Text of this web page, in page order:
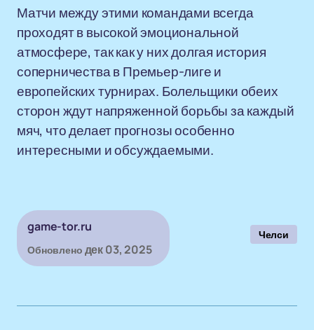
Матчи между этими командами всегда
проходят в высокой эмоциональной
атмосфере, так как у них долгая история
соперничества в Премьер-лиге и
европейских турнирах. Болельщики обеих
сторон ждут напряженной борьбы за каждый
мяч, что делает прогнозы особенно
интересными и обсуждаемыми.
game-tor.ru
Обновлено дек 03, 2025
Челси